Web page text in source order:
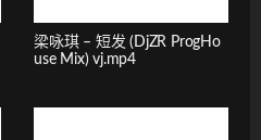
梁咏琪 – 短发 (DjZR ProgHo
use Mix) vj.mp4